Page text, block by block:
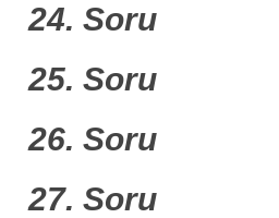
24. Soru
25. Soru
26. Soru
27. Soru